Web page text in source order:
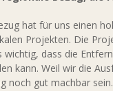
hat für uns einen
Projekten. Die
wichtig, dass die
kann. Weil wir die
noch gut machbar sein.